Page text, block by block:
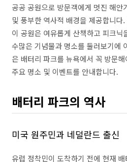
공공 공원으로 방문객에게 멋진 해안
및 풍부한 역사적 배경을 제공합니다
이 공원은 여유롭게 산책하고 피크닉
수많은 기념물과 명소를 둘러보기에
은 배터리 파크를 뉴욕에서 꼭 방문
주요 명소 및 이벤트를 안내합니다.
배터리 파크의 역사
미국 원주민과 네덜란드 출신
유럽 ​​정착민이 도착하기 전에 현재